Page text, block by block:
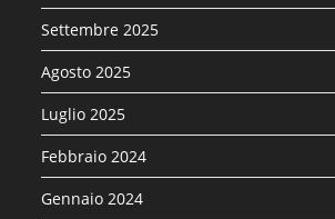
Settembre 2025
Agosto 2025
Luglio 2025
Febbraio 2024
Gennaio 2024